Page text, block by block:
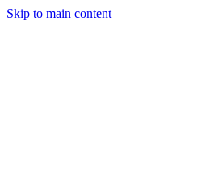
Skip to main content